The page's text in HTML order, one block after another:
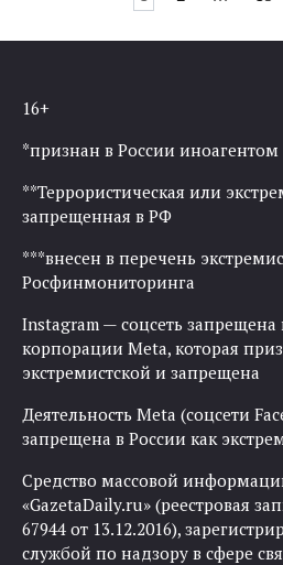
записям
16+
*признан в России иноагентом
**Террористическая или
запрещенная в РФ
***внесен в перечень
Росфинмониторинга
Instagram — соцсеть
корпорации Meta, которая
экстремистской и запрещена
Деятельность Meta (соцсети
запрещена в России как
Средство массовой
«GazetaDaily.ru» (реестровая
67944 от 13.12.2016),
службой по надзору в сфере